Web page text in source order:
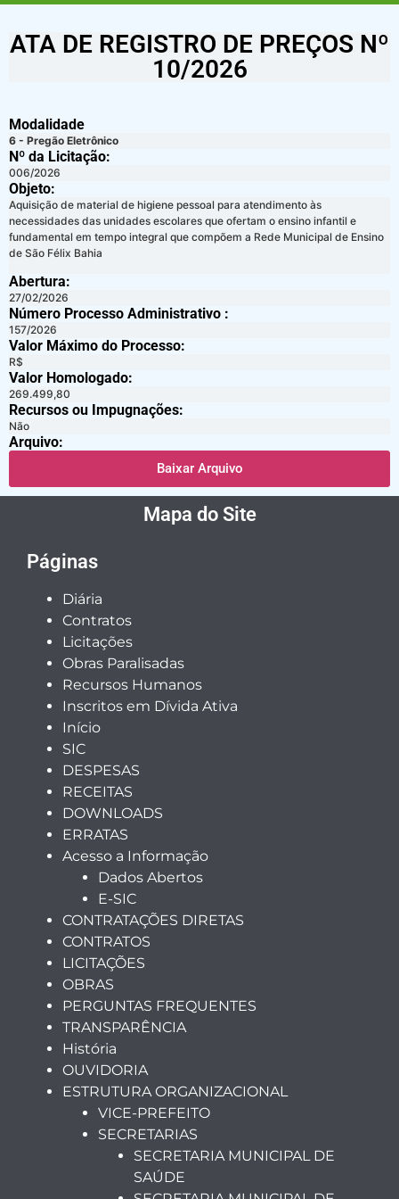
ATA DE REGISTRO DE PREÇOS Nº
10/2026
Modalidade
6 - Pregão Eletrônico
Nº da Licitação: ​​
006/2026
Objeto:
Aquisição de material de higiene pessoal para atendimento às
necessidades das unidades escolares que ofertam o ensino infantil e
fundamental em tempo integral que compõem a Rede Municipal de Ensino
de São Félix Bahia
Abertura:
27/02/2026
Número Processo Administrativo :
157/2026
Valor Máximo do Processo: ​
R$
Valor Homologado: ​
269.499,80
Recursos ou Impugnações: ​
Não
Arquivo:
Baixar Arquivo
Mapa do Site
Páginas
Diária
Contratos
Licitações
Obras Paralisadas
Recursos Humanos
Inscritos em Dívida Ativa
Início
SIC
DESPESAS
RECEITAS
DOWNLOADS
ERRATAS
Acesso a Informação
Dados Abertos
E-SIC
CONTRATAÇÕES DIRETAS
CONTRATOS
LICITAÇÕES
OBRAS
PERGUNTAS FREQUENTES
TRANSPARÊNCIA
História
OUVIDORIA
ESTRUTURA ORGANIZACIONAL
VICE-PREFEITO
SECRETARIAS
SECRETARIA MUNICIPAL DE
SAÚDE